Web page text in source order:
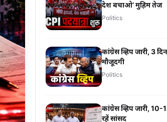
देश बचाओ’ मुहिम तेज
Politics
कांग्रेस व्हिप जारी, 3
मौजूदगी
Politics
कांग्रेस व्हिप जारी,
रहें सांसद